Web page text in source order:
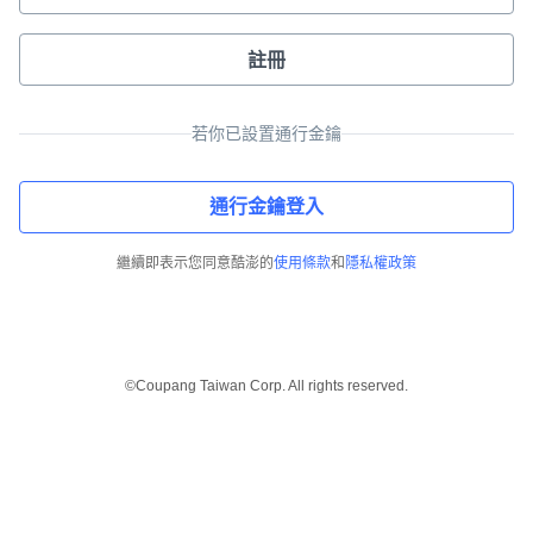
註冊
若你已設置通行金鑰
通行金鑰登入
繼續即表示您同意酷澎的使用條款和 隱私權政策
©Coupang Taiwan Corp. All rights reserved.